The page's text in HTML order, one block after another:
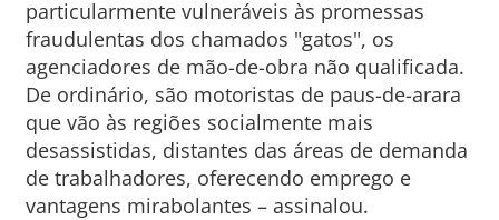
particularmente vulneráveis às promessas
fraudulentas dos chamados "gatos", os
agenciadores de mão-de-obra não qualificada.
De ordinário, são motoristas de paus-de-arara
que vão às regiões socialmente mais
desassistidas, distantes das áreas de demanda
de trabalhadores, oferecendo emprego e
vantagens mirabolantes – assinalou.